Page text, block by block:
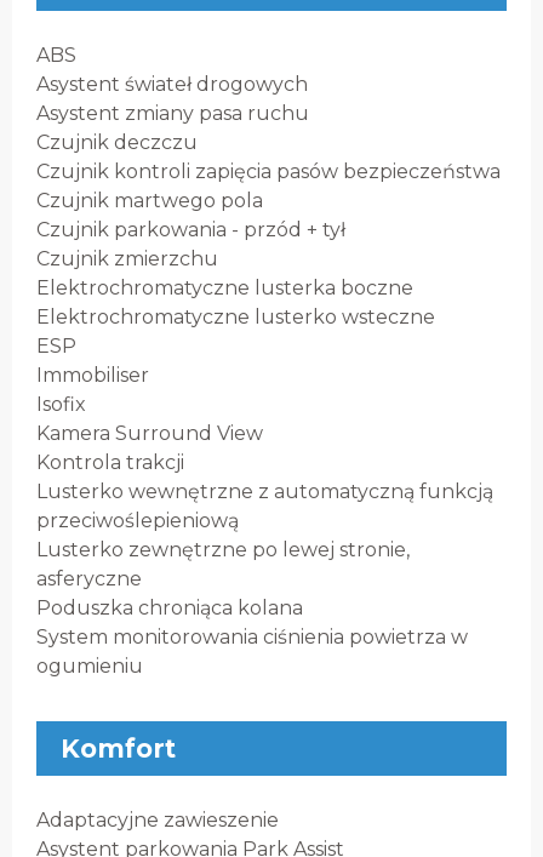
ABS
Asystent świateł drogowych
Asystent zmiany pasa ruchu
Czujnik deczczu
Czujnik kontroli zapięcia pasów bezpieczeństwa
Czujnik martwego pola
Czujnik parkowania - przód + tył
Czujnik zmierzchu
Elektrochromatyczne lusterka boczne
Elektrochromatyczne lusterko wsteczne
ESP
Immobiliser
Isofix
Kamera Surround View
Kontrola trakcji
Lusterko wewnętrzne z automatyczną funkcją
przeciwoślepieniową
Lusterko zewnętrzne po lewej stronie,
asferyczne
Poduszka chroniąca kolana
System monitorowania ciśnienia powietrza w
ogumieniu
Komfort
Adaptacyjne zawieszenie
Asystent parkowania Park Assist